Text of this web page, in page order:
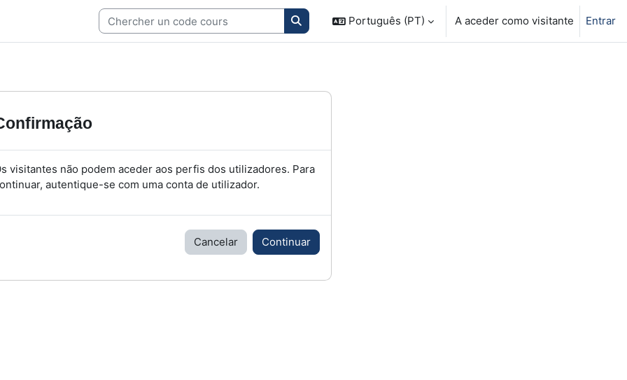
Search coursesPortuguês (PT) A aceder como visitante Entrar
visitantes não podem aceder aos perfis dos utilizadores. Para
autentique-se com uma conta de utilizador.
Cancelar Continuar